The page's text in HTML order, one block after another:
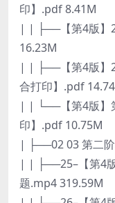
印】.pdf 8.41M
| | ├──【第4版】
16.23M
| | ├──【第4版】
合打印】.pdf
| | └──【第4版】
印】.pdf 10.75M
| ├──02 03 第二
| | ├──25–【第4
题.mp4 319.59M